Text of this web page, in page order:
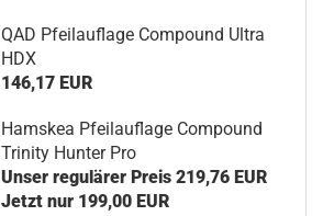
QAD Pfeilauflage Compound Ultra
HDX
146,17 EUR
Hamskea Pfeilauflage Compound
Trinity Hunter Pro
Unser regulärer Preis 219,76 EUR
Jetzt nur 199,00 EUR